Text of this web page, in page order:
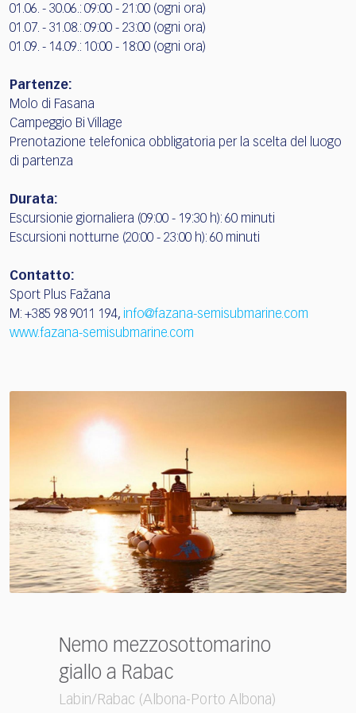
01.06. - 30.06.: 09:00 - 21:00 (ogni ora)
01.07. - 31.08.: 09:00 - 23:00 (ogni ora)
01.09. - 14.09.: 10:00 - 18:00 (ogni ora)
Partenze:
Molo di Fasana
Campeggio Bi Village
Prenotazione telefonica obbligatoria per la scelta del luogo
di partenza
Durata:
Escursionie giornaliera (09:00 - 19:30 h): 60 minuti
Escursioni notturne (20:00 - 23:00 h): 60 minuti
Contatto:
Sport Plus Fažana
M: +385 98 9011 194, info@fazana-semisubmarine.com
www.fazana-semisubmarine.com
Nemo mezzosottomarino
giallo a Rabac
Labin/Rabac (Albona-Porto Albona)